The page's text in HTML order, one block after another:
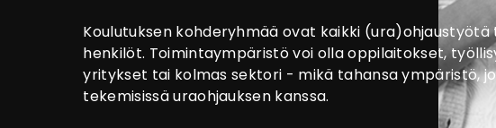
Koulutuksen kohderyhmää ovat kaikki
henkilöt. Toimintaympäristö voi olla oppilaitokset,
yritykset tai kolmas sektori - mikä tahansa ympäristö,
tekemisissä uraohjauksen kanssa.